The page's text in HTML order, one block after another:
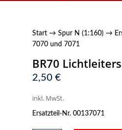
Start→ Spur N (1:160)→
7070 und 7071
BR70
2,50 €
inkl. MwSt.
Ersatzteil-Nr. 00137071